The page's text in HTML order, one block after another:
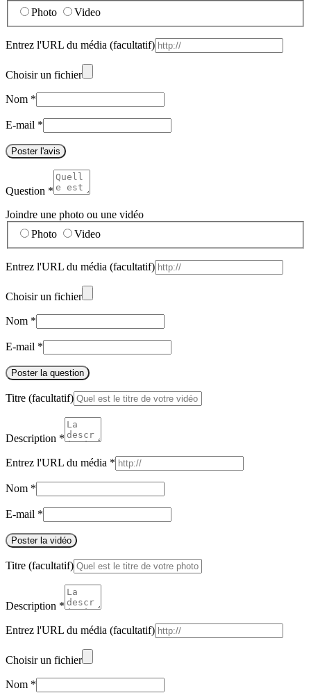
Photo
Video
Entrez l'URL du média (facultatif)
Choisir un fichier
Nom *
E-mail *
Poster l'avis
Question *
Joindre une photo ou une vidéo
Photo
Video
Entrez l'URL du média (facultatif)
Choisir un fichier
Nom *
E-mail *
Poster la question
Titre (facultatif)
Description *
Entrez l'URL du média *
Nom *
E-mail *
Poster la vidéo
Titre (facultatif)
Description *
Entrez l'URL du média (facultatif)
Choisir un fichier
Nom *